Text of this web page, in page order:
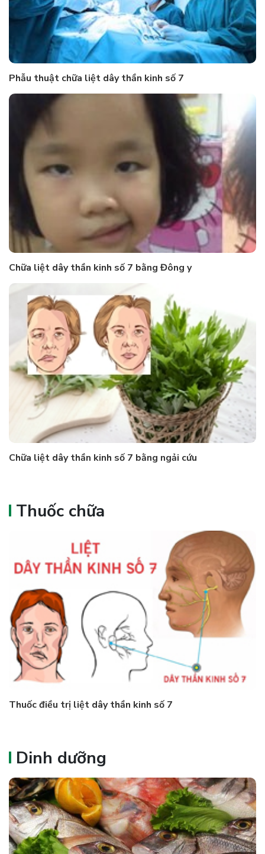
Phẫu thuật chữa liệt dây thần kinh số 7
Chữa liệt dây thần kinh số 7 bằng Đông y
Chữa liệt dây thần kinh số 7 bằng ngải cứu
Thuốc chữa
Thuốc điều trị liệt dây thần kinh số 7
Dinh dưỡng